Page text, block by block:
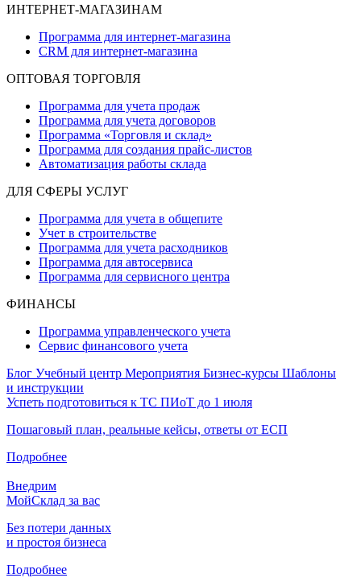
ИНТЕРНЕТ-МАГАЗИНАМ
Программа для интернет-магазина
CRM для интернет-магазина
ОПТОВАЯ ТОРГОВЛЯ
Программа для учета продаж
Программа для учета договоров
Программа «Торговля и склад»
Программа для создания прайс‑листов
Автоматизация работы склада
ДЛЯ СФЕРЫ УСЛУГ
Программа для учета в общепите
Учет в строительстве
Программа для учета расходников
Программа для автосервиса
Программа для сервисного центра
ФИНАНСЫ
Программа управленческого учета
Сервис финансового учета
Блог Учебный центр Мероприятия Бизнес-курсы Шаблоны
и инструкции
Успеть подготовиться к ТС ПИоТ до 1 июля
Пошаговый план, реальные кейсы, ответы от ЕСП
Подробнее
Внедрим
МойСклад за вас
Без потери данных
и простоя бизнеса
Подробнее